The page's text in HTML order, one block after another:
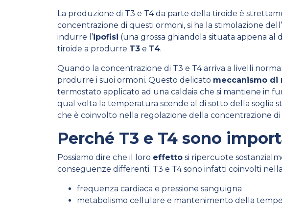
La produzione di T3 e T4 da parte della tiroide è
concentrazione di questi ormoni, si ha la stimolazione
indurre l’ipofisi (una grossa ghiandola situata appena al
tiroide a produrre T3 e T4.
Quando la concentrazione di T3 e T4 arriva a livelli
produrre i suoi ormoni. Questo delicato meccanismo di
termostato applicato ad una caldaia che si mantiene in
qual volta la temperatura scende al di sotto della soglia
che è coinvolto nella regolazione della concentrazione di
Perché T3 e T4 sono
Possiamo dire che il loro effetto si ripercuote
conseguenze differenti. T3 e T4 sono infatti coinvolti nella
frequenza cardiaca e pressione sanguigna
metabolismo cellulare e mantenimento della